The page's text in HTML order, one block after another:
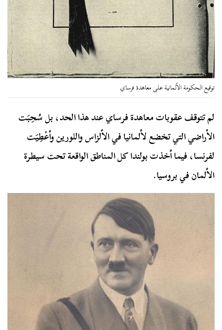
توقيع الحكومة الألمانية على معاهدة فرساي
لم تتوقف عقوبات معاهدة فرساي عند هذا الحد، بل سُحِبَت
الأراضي التي تخضع لألمانيا في الألزاس واللورين وأعْطِيَت
لفرنسا، فيما أخذت بولندا كل المناطق الواقعة تحت سيطرة
الألمان في بروسيا.